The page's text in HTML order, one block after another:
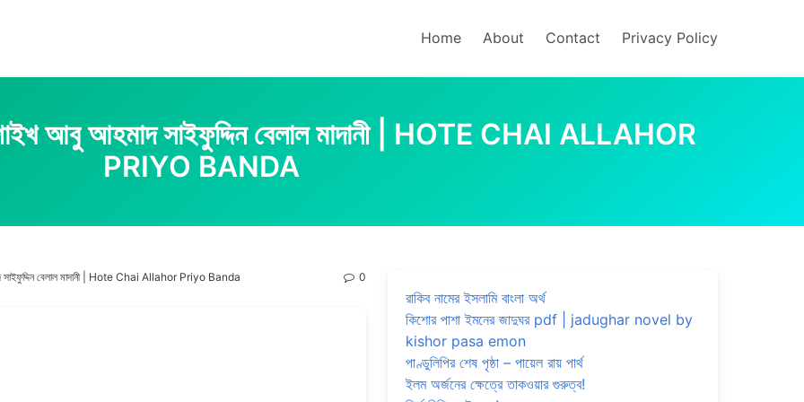
Home About Contact Privacy Policy
শাইখ আবু আহমাদ সাইফুদ্দিন বেলাল মাদানী | HOTE CHAI ALLAHOR
PRIYO BANDA
সাইফুদ্দিন বেলাল মাদানী | Hote Chai Allahor Priyo Banda 0
রাকিব নামের ইসলামি বাংলা অর্থ
কিশোর পাশা ইমনের জাদুঘর pdf | jadughar novel by
kishor pasa emon
পাণ্ডুলিপির শেষ পৃষ্ঠা – পায়েল রায় পার্থ
ইলম অর্জনের ক্ষেত্রে তাকওয়ার গুরুত্ব!